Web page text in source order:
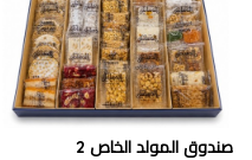
صندوق المولد الخاص 2